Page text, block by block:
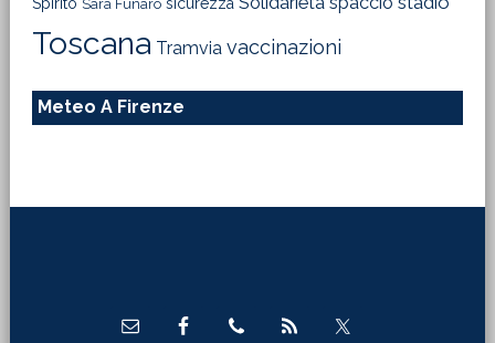
Sara Funaro
Toscana Tramvia vaccinazioni
Meteo A Firenze